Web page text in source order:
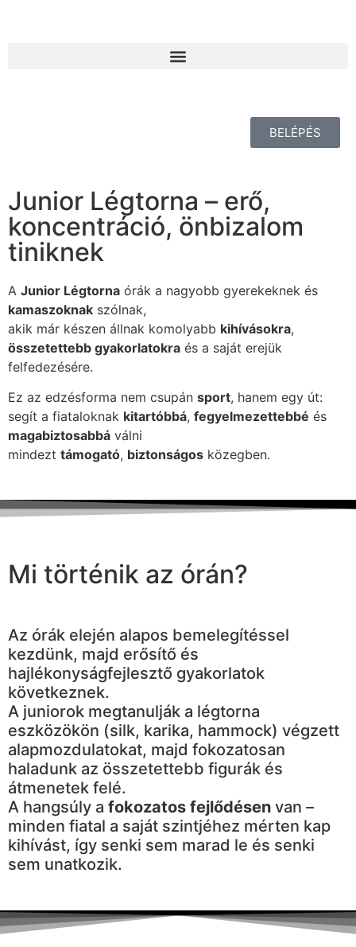
BELÉPÉS
Junior Légtorna – erő,
koncentráció, önbizalom
tiniknek
A Junior Légtorna órák a nagyobb gyerekeknek és
kamaszoknak szólnak,
akik már készen állnak komolyabb kihívásokra,
összetettebb gyakorlatokra és a saját erejük
felfedezésére.
Ez az edzésforma nem csupán sport, hanem egy út:
segít a fiataloknak kitartóbbá, fegyelmezettebbé és
magabiztosabbá válni
mindezt támogató, biztonságos közegben.
Mi történik az órán?
Az órák elején alapos bemelegítéssel
kezdünk, majd erősítő és
hajlékonyságfejlesztő gyakorlatok
következnek.
A juniorok megtanulják a légtorna
eszközökön (silk, karika, hammock) végzett
alapmozdulatokat, majd fokozatosan
haladunk az összetettebb figurák és
átmenetek felé.
A hangsúly a fokozatos fejlődésen van –
minden fiatal a saját szintjéhez mérten kap
kihívást, így senki sem marad le és senki
sem unatkozik.